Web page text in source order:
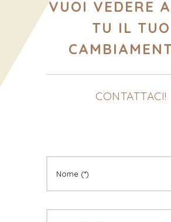
VUOI VEDERE
TU IL TUO
CONTATTACI!